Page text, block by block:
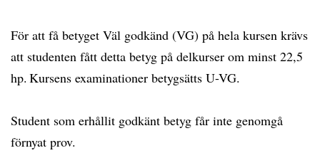
För att få betyget Väl godkänd (VG) på hela kursen krävs
att studenten fått detta betyg på delkurser om minst 22,5
hp. Kursens examinationer betygsätts U-VG.
Student som erhållit godkänt betyg får inte genomgå
förnyat prov.